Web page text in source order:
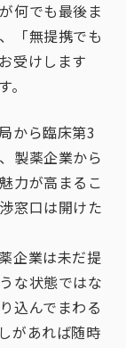
何でも最後ま
「無提携でも
受けします
から臨床第3
製薬企業から
力が高まるこ
窓口は開けた
企業は未だ提
な状態ではな
込んでまわる
があれば随時